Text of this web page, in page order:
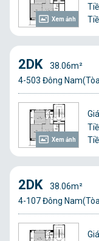
Xem ảnh
Xem ảnh
2DK
38.06m²
4-503 Đông
2DK
38.06m²
4-107 Đông